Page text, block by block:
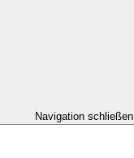
Navigation schließen